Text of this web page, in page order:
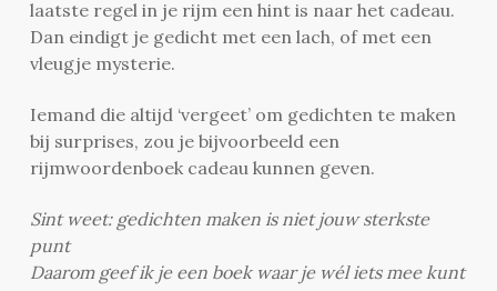
laatste regel in je rijm een hint is naar het cadeau.
Dan eindigt je gedicht met een lach, of met een
vleugje mysterie.
Iemand die altijd ‘vergeet’ om gedichten te maken
bij surprises, zou je bijvoorbeeld een
rijmwoordenboek cadeau kunnen geven.
Sint weet: gedichten maken is niet jouw sterkste
punt
Daarom geef ik je een boek waar je wél iets mee kunt